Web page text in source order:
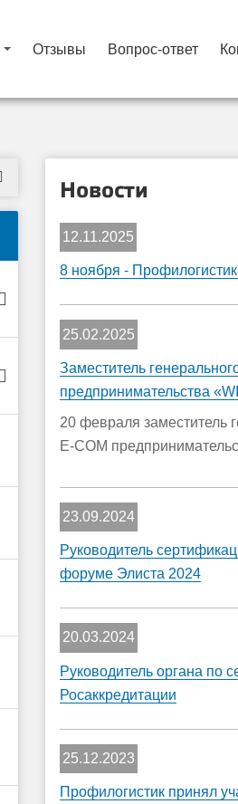
Отзывы Вопрос-ответ
Новости
12.11.2025
8 ноября -
25.02.2025
Заместитель
предпринимательства
20 февраля заместитель
E-COM
23.09.2024
Руководитель
форуме Элиста 2024
20.03.2024
Руководитель органа по
Росаккредитации
25.12.2023
Профилогистик принял